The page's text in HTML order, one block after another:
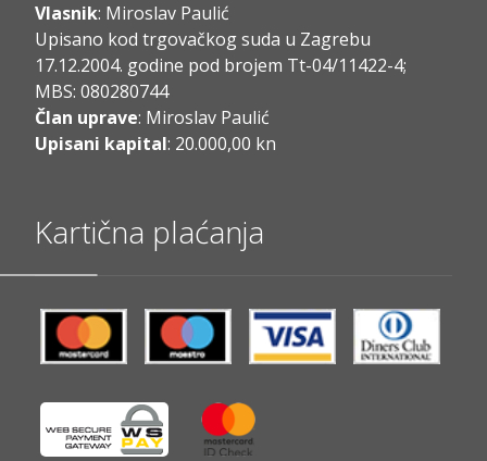
Vlasnik: Miroslav Paulić
Upisano kod trgovačkog suda u Zagrebu
17.12.2004. godine pod brojem Tt-04/11422-4;
MBS: 080280744
Član uprave: Miroslav Paulić
Upisani kapital: 20.000,00 kn
Kartična plaćanja